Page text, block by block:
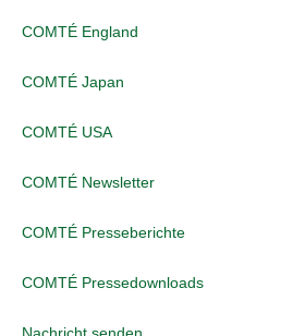
COMTÉ England
COMTÉ Japan
COMTÉ USA
COMTÉ Newsletter
COMTÉ Presseberichte
COMTÉ Pressedownloads